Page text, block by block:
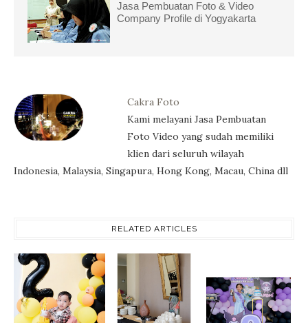
Jasa Pembuatan Foto & Video
Company Profile di Yogyakarta
Cakra Foto
Kami melayani Jasa Pembuatan
Foto Video yang sudah memiliki
klien dari seluruh wilayah
Indonesia, Malaysia, Singapura, Hong Kong, Macau, China dll
RELATED ARTICLES